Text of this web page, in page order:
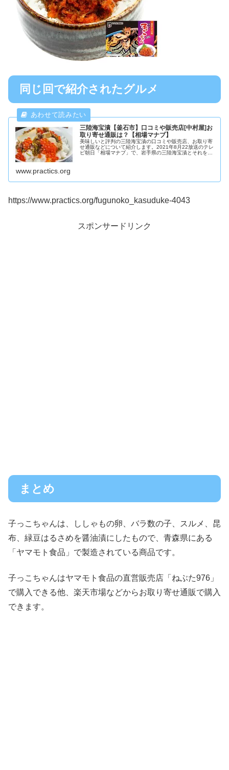
同じ回で紹介されたグルメ
三陸海宝漬【釜石市】口コミや販売店[中村屋]お
取り寄せ通販は？【相場マナブ】
美味しいと評判の三陸海宝漬の口コミや販売店、お取り寄
せ通販などについて紹介します。2021年8月22放送のテレ
ビ朝日「相場マナブ」で、岩手県の三陸海宝漬とそれを使
www.practics.org
https://www.practics.org/fugunoko_kasuduke-4043
スポンサードリンク
まとめ
子っこちゃんは、ししゃもの卵、バラ数の子、スルメ、昆
布、緑豆はるさめを醤油漬にしたもので、青森県にある
「ヤマモト食品」で製造されている商品です。
子っこちゃんはヤマモト食品の直営販売店「ねぶた976」
で購入できる他、楽天市場などからお取り寄せ通販で購入
できます。